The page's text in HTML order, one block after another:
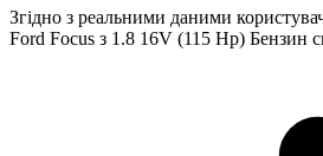
Згідно з реальними даними
Ford Focus з 1.8 16V (115 Hp) Бензин